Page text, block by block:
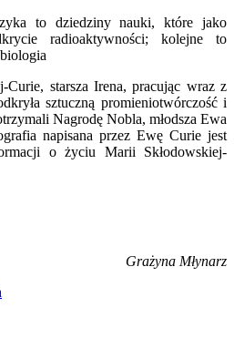
to dziedziny nauki, które jako
radioaktywności; kolejne to
starsza Irena, pracując wraz z
sztuczną promieniotwórczość i
Nagrodę Nobla, młodsza Ewa
napisana przez Ewę Curie jest
o życiu Marii Skłodowskiej-
Grażyna Młynarz